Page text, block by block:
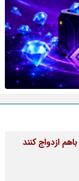
ازدواج کنند